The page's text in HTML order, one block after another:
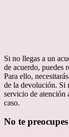
Si no llegas a un
de acuerdo, puedes
Para ello,
de la devolución. Si
servicio de atención
caso.
No te